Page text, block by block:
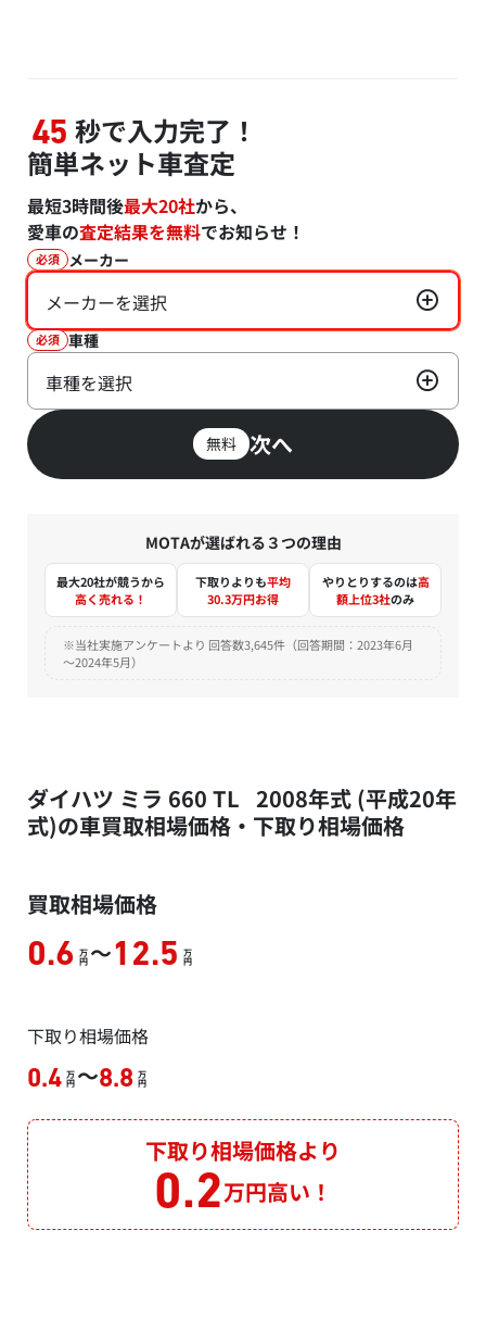
45 秒で入力完了！
簡単ネット車査定
最短3時間後最大20社から、
愛車の査定結果を無料でお知らせ！
必須 メーカー
メーカーを選択
必須 車種
車種を選択
無料 次へ
MOTAが選ばれる３つの理由
最大20社が競うから
高く売れる！
下取りよりも平均
30.3万円お得
やりとりするのは高
額上位3社のみ
※当社実施アンケートより 回答数3,645件（回答期間：2023年6月
～2024年5月）
ダイハツ ミラ 660 TL 2008年式 (平成20年
式)の車買取相場価格・下取り相場価格
買取相場価格
0.6 万
円 ～12.5 万
円
下取り相場価格
0.4 万
円 ～8.8 万
円
下取り相場価格より
0.2万円高い！